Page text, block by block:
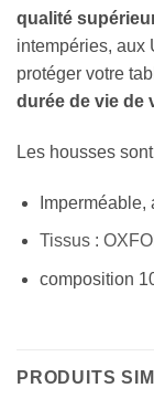
qualité
intempéries, aux
protéger votre
durée de vie de
Les housses
Imperméable,
Tissus :
composition
PRODUITS